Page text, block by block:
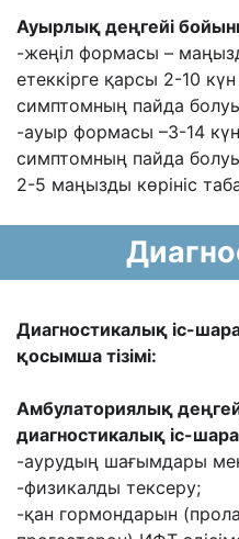
Ауырлық деңгейі
-жеңіл формасы –
етеккірге қарсы 2-10
симптомның пайда
-ауыр формасы –3-14
симптомның пайда
2-5 маңызды көрініс
Диагностикалық іс-
қосымша тізімі:
Амбулаториялық
диагностикалық іс-
-аурудың шағымдары
-физикалды тексеру;
-қан гормондарын